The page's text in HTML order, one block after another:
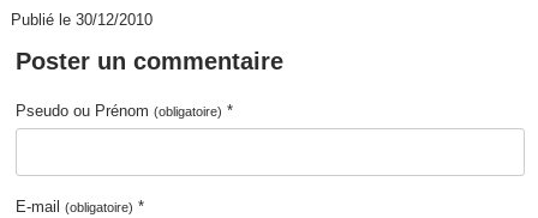
Publié le 30/12/2010
Poster un commentaire
Pseudo ou Prénom(obligatoire) *
E-mail(obligatoire) *